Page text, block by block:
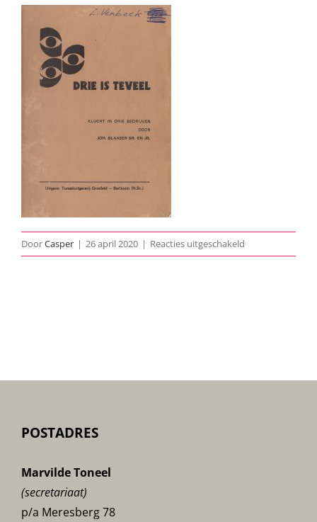
DoorCasper | 26 april 2020 | Reacties uitgeschakeld
1984-
POSTADRES
Marvilde Toneel
(secretariaat)
p/a Meresberg 78